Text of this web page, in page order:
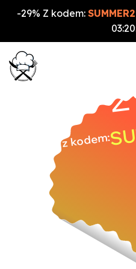
-29% Z kodem:
03:20
-
z kodem: